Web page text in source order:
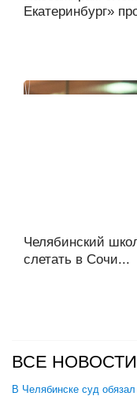
Екатеринбург»
Челябинский
слетать в Сочи...
ВСЕ НОВОСТИ
В Челябинске суд